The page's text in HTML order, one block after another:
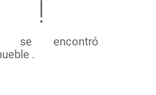
se encontró
.